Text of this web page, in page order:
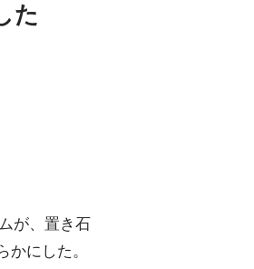
た
が、置き石
にした。